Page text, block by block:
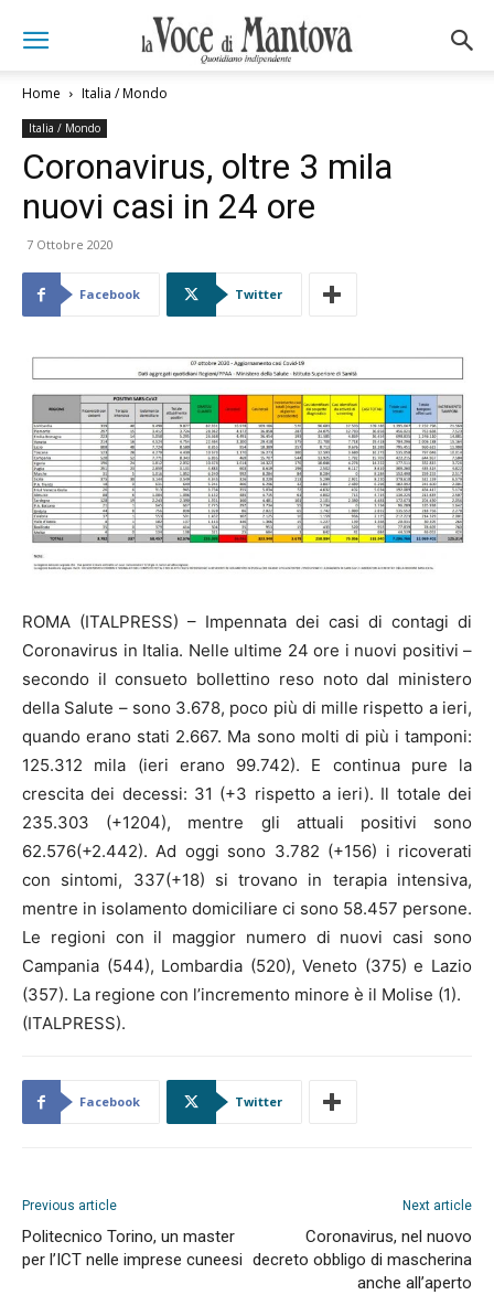
Home Italia / Mondo
Italia / Mondo
Coronavirus, oltre 3 mila
nuovi casi in 24 ore
7 Ottobre 2020
Facebook Twitter
ROMA (ITALPRESS) – Impennata dei casi di contagi di
Coronavirus in Italia. Nelle ultime 24 ore i nuovi positivi –
secondo il consueto bollettino reso noto dal ministero
della Salute – sono 3.678, poco più di mille rispetto a ieri,
quando erano stati 2.667. Ma sono molti di più i tamponi:
125.312 mila (ieri erano 99.742). E continua pure la
crescita dei decessi: 31 (+3 rispetto a ieri). Il totale dei
235.303 (+1204), mentre gli attuali positivi sono
62.576(+2.442). Ad oggi sono 3.782 (+156) i ricoverati
con sintomi, 337(+18) si trovano in terapia intensiva,
mentre in isolamento domiciliare ci sono 58.457 persone.
Le regioni con il maggior numero di nuovi casi sono
Campania (544), Lombardia (520), Veneto (375) e Lazio
(357). La regione con l’incremento minore è il Molise (1).
(ITALPRESS).
Facebook Twitter
Previous article
Politecnico Torino, un master
per l’ICT nelle imprese cuneesi
Next article
Coronavirus, nel nuovo
decreto obbligo di mascherina
anche all’aperto